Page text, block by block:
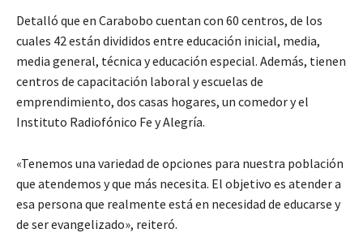
Detalló que en Carabobo cuentan con 60 centros, de los
cuales 42 están divididos entre educación inicial, media,
media general, técnica y educación especial. Además, tienen
centros de capacitación laboral y escuelas de
emprendimiento, dos casas hogares, un comedor y el
Instituto Radiofónico Fe y Alegría.
«Tenemos una variedad de opciones para nuestra población
que atendemos y que más necesita. El objetivo es atender a
esa persona que realmente está en necesidad de educarse y
de ser evangelizado», reiteró.